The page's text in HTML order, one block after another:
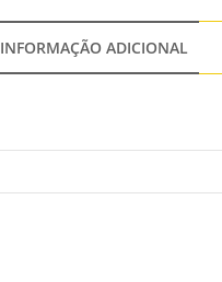
INFORMAÇÃO ADICIONAL